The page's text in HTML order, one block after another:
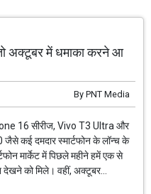
अक्टूबर में धमाका करने आ
By PNT Media
16 सीरीज, Vivo T3 Ultra और
कई दमदार स्मार्टफोन के लॉन्च के
मार्केट में पिछले महीने हमें एक से
देखने को मिले। वहीं, अक्टूबर...